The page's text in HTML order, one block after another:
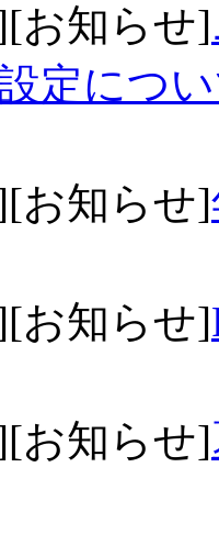
お知らせ]
定につ
お知らせ]
お知らせ]
お知らせ]